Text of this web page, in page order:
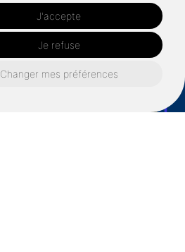
J'accepte
Je refuse
Changer mes préférences